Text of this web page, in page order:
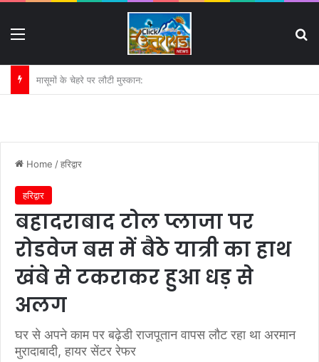
NIC कॉलेज धनौरी जमीन विवाद में बढ़ी मुश्किलें:
Home /हरिद्वार
हरिद्वार
बहादराबाद टोल प्लाजा पर
रोडवेज बस में बैठे यात्री का हाथ
खंबे से टकराकर हुआ धड़ से
अलग
घर से अपने काम पर बढ़ेडी राजपूतान वापस लौट रहा था अरमान
मुरादाबादी, हायर सेंटर रेफर